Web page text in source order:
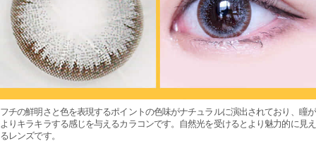
フチの鮮明さと色を表現するポイントの色味がナチュラルに演出されており、瞳が
よりキラキラする感じを与えるカラコンです。自然光を受けるとより魅力的に見え
るレンズです。